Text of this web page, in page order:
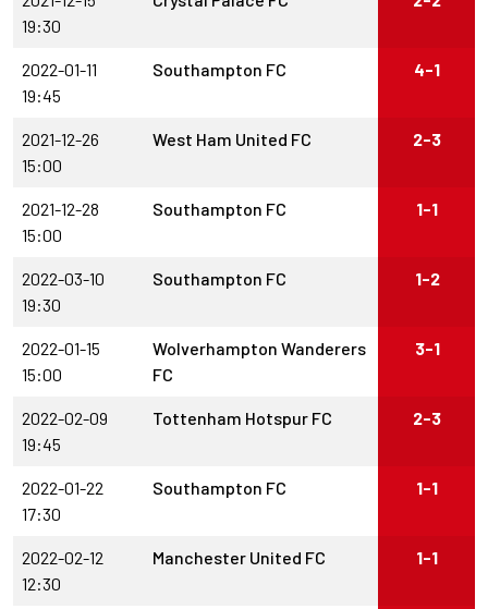
19:30
2022-01-11
19:45
Southampton FC 4-1
2021-12-26
15:00
West Ham United FC 2-3
2021-12-28
15:00
Southampton FC 1-1
2022-03-10
19:30
Southampton FC 1-2
2022-01-15
15:00
Wolverhampton Wanderers
FC
3-1
2022-02-09
19:45
Tottenham Hotspur FC 2-3
2022-01-22
17:30
Southampton FC 1-1
2022-02-12
12:30
Manchester United FC 1-1